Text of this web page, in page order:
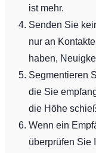
ist mehr.
Senden Sie
nur an
haben,
Segmentieren
die Sie
die Höhe
Wenn ein
überprüfen Sie